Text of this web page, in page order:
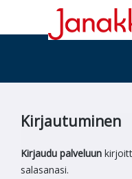
Kirjautuminen
Kirjaudu palveluun
salasanasi.